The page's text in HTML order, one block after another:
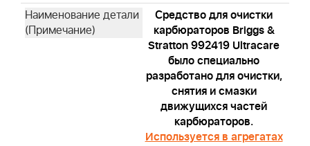
Средство для очистки
карбюраторов Briggs &
Stratton 992419 Ultracare
было специально
разработано для очистки,
снятия и смазки
движущихся частей
карбюраторов.
Используется в агрегатах